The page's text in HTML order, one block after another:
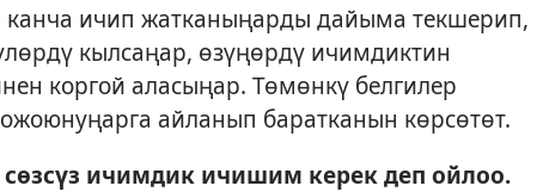
канча ичип жатканыңарды дайыма текшерип,
кылсаңар, өзүңөрдү ичимдиктин
коргой аласыңар. Төмөнкү белгилер
айланып баратканын көрсөтөт.
ичимдик ичишим керек деп ойлоо.